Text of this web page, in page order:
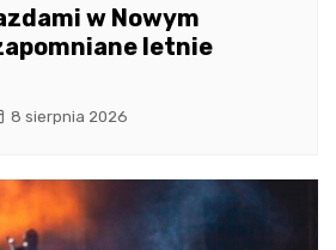
w Nowym
letnie
8 sierpnia 2026